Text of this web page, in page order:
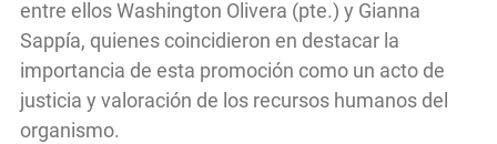
entre ellos Washington Olivera (pte.) y Gianna
Sappía, quienes coincidieron en destacar la
importancia de esta promoción como un acto de
justicia y valoración de los recursos humanos del
organismo.